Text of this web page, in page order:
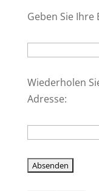
Geben Sie Ihre
Wiederholen
Adresse: